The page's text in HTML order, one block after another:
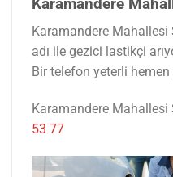
Karamandere
adı ile gezici lastikçi
Bir telefon yeterli hemen
Karamandere Mahallesi
53 77